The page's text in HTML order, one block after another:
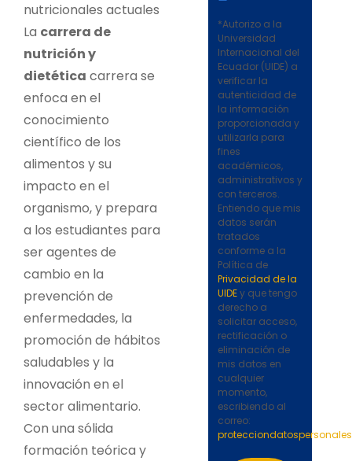
nutricionales actuales
La carrera de
nutrición y
dietética carrera se
enfoca en el
conocimiento
científico de los
alimentos y su
impacto en el
organismo, y prepara
a los estudiantes para
ser agentes de
cambio en la
prevención de
enfermedades, la
promoción de hábitos
saludables y la
innovación en el
sector alimentario.
Con una sólida
formación teórica y
*Autorizo a la
Universidad
Internacional del
Ecuador (UIDE) a
verificar la
autenticidad de
la información
proporcionada y
utilizarla para
fines
académicos,
administrativos y
con terceros.
Entiendo que mis
datos serán
tratados
conforme a la
Política de
Privacidad de la
UIDEy que tengo
derecho a
solicitar acceso,
rectificación o
eliminación de
mis datos en
cualquier
momento,
escribiendo al
correo: